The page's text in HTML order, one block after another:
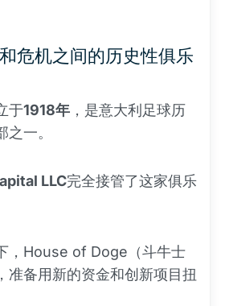
危机之间的历史性俱乐
于1918年 ，是意大利足球历
一。
LLC完全接管了这家俱乐
，House of Doge（斗牛士
准备用新的资金和创新项目扭